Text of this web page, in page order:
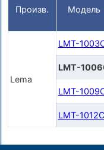
Произв. Модель
Lema
LMT-
LMT-
LMT-
LMT-1012C